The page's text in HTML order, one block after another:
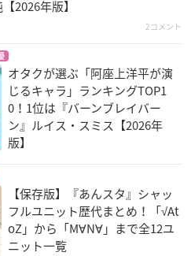
2026年版】
2コメント
オタクが選ぶ「阿座上洋平が演
じるキャラ」ランキングTOP1
0！1位は『バーンブレイバー
ン』ルイス・スミス【2026年
版】
【保存版】『あんスタ』シャッ
フルユニット歴代まとめ！「√At
oZ」から「M∀N∀」まで全12ユ
ニット一覧